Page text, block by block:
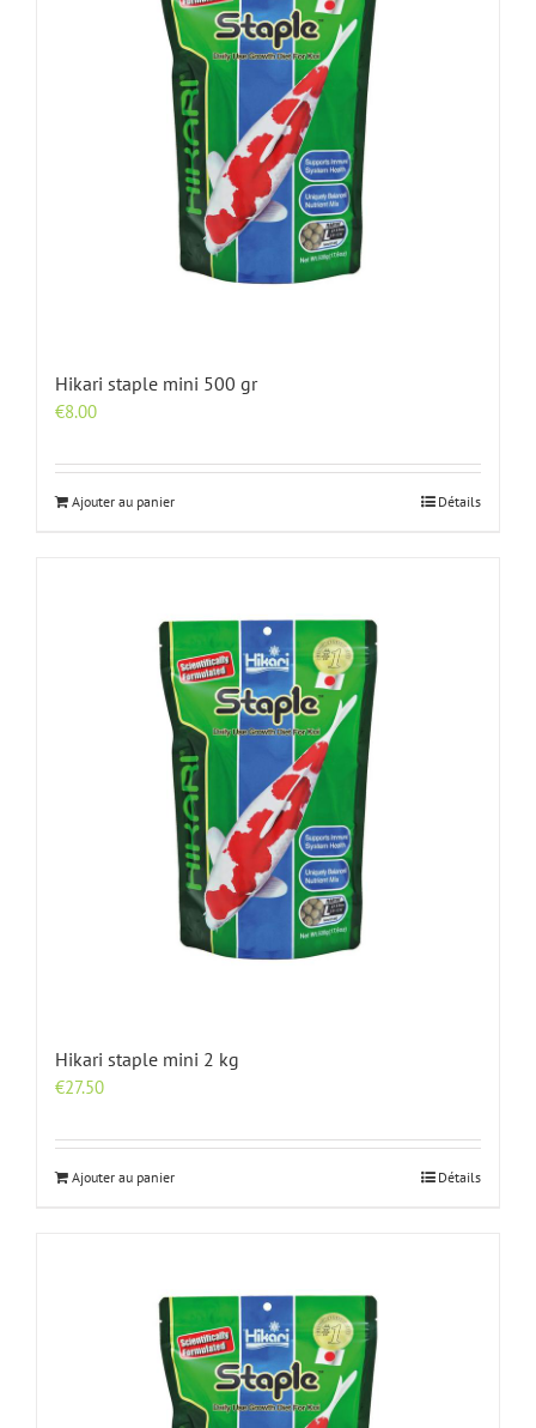
Hikari staple mini 500 gr
€8.00
Ajouter au panier Détails
Hikari staple mini 2 kg
€27.50
Ajouter au panier Détails